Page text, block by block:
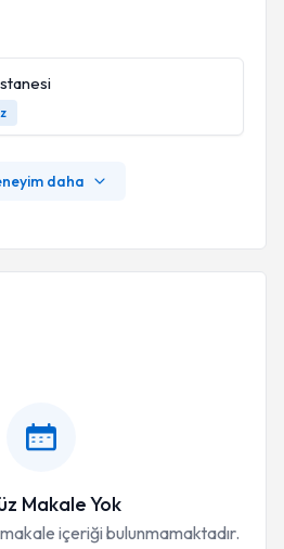
daha
Makale Yok
içeriği bulunmamaktadır.